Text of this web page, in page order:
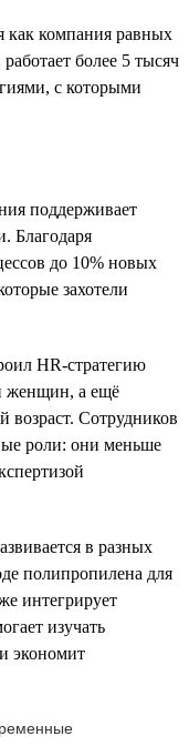
как компания равных
более 5 тысяч
с которыми
поддерживает
Благодаря
до 10% новых
захотели
HR-стратегию
женщин, а ещё
возраст. Сотрудников
роли: они меньше
в разных
полипропилена для
интегрирует
изучать
экономит